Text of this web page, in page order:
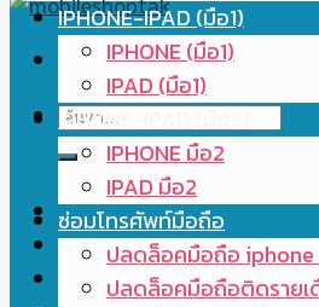
ค้นหา:
IPHONE-IPAD (มือ1)
IPHONE (มือ1)
IPAD (มือ1)
IPHONE-IPAD (มือ2)
IPHONE มือ2
IPAD มือ2
ซ่อมโทรศัพท์มือถือ
ปลดล็อคมือถือ
ปลดล็อคมือถือติดรายเ